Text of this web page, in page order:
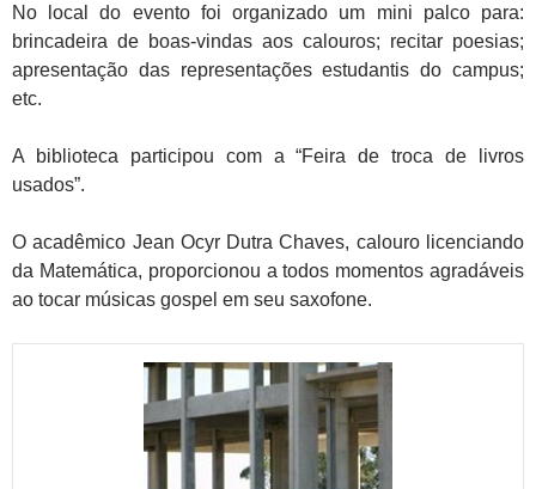
No local do evento foi organizado um mini palco para:
brincadeira de boas-vindas aos calouros; recitar poesias;
apresentação das representações estudantis do campus;
etc.
A biblioteca participou com a “Feira de troca de livros
usados”.
O acadêmico Jean Ocyr Dutra Chaves, calouro licenciando
da Matemática, proporcionou a todos momentos agradáveis
ao tocar músicas gospel em seu saxofone.